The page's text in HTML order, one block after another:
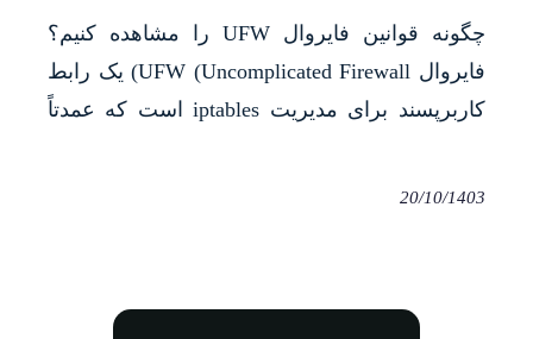
چگونه قوانین فایروال UFW را مشاهده کنیم؟
فایروال UFW (Uncomplicated Firewall) یک رابط
کاربرپسند برای مدیریت iptables است که عمدتاً
فرآیند پیکربندی قوانین شبکه را ساده می‌کند و
20/10/1403